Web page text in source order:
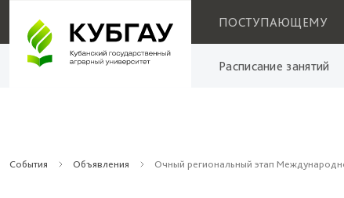
ПОСТУПАЮЩЕМУ
Расписание занятий
События Объявления Очный региональный этап